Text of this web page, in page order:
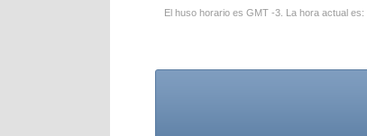
El huso horario es GMT -3. La hora actual es: